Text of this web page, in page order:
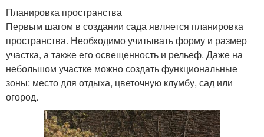
Планировка пространства
Первым шагом в создании сада является планировка
пространства. Необходимо учитывать форму и размер
участка, а также его освещенность и рельеф. Даже на
небольшом участке можно создать функциональные
зоны: место для отдыха, цветочную клумбу, сад или
огород.